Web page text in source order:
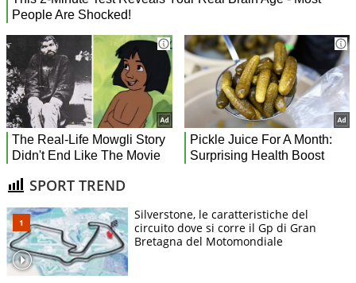
SPORT TREND
Silverstone, le caratteristiche del
circuito dove si corre il Gp di Gran
Bretagna del Motomondiale